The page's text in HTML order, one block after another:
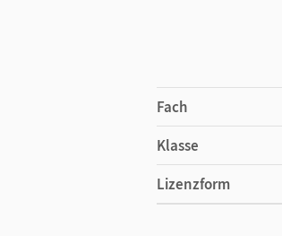
Fach
Klasse
Lizenzform